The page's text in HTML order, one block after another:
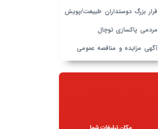
قرار بزرگ دوستداران طبیعت/پویش
مردمی پاکسازی توچال
آگهی مزایده و مناقصه عمومی